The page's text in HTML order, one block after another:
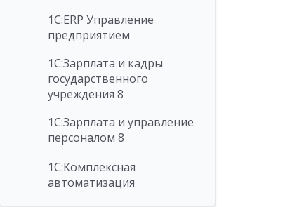
1С:ERP Управление
предприятием
1С:Зарплата и кадры
государственного
учреждения 8
1С:Зарплата и управление
персоналом 8
1С:Комплексная
автоматизация